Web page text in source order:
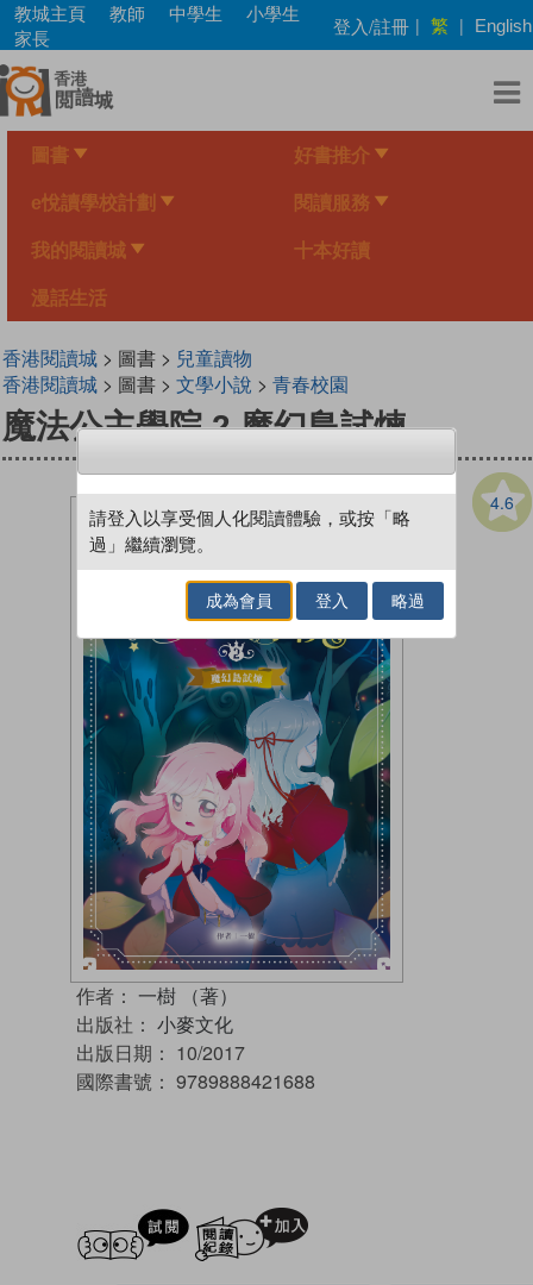
Skip
main
content
教城主頁 教師 中學生
小學生
家長
登入/註冊 | 繁 | English
圖書 好書推介
e悅讀學校計劃 閱讀服務
我的閱讀城 十本好讀
漫話生活
香港閱讀城> 圖書 > 兒童讀物
香港閱讀城> 圖書 > 文學小說 > 青春校園
魔法公主學院 2 魔幻島試煉
4.6
作者： 一樹 （著）
出版社： 小麥文化
出版日期： 10/2017
國際書號： 9789888421688
試閲
請登入以享受個人化閱讀體驗，或按「略
過」繼續瀏覽。
成為會員 登入 略過